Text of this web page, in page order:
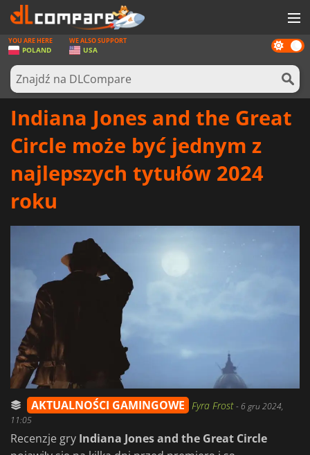
GRY
KARTY DO GIER
OPROGRAMOWANIE
AKTUALNOŚCI
Dark
mode
YOU ARE HERE
POLAND
WE ALSO SUPPORT
USA
Indiana Jones and the Great
Circle może być jednym z
najlepszych tytułów 2024
roku
AKTUALNOŚCI GAMINGOWE Fyra Frost-6 gru 2024,
11:05
Recenzje gry Indiana Jones and the Great Circle